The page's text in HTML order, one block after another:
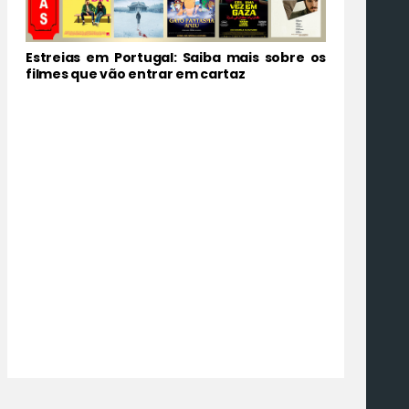
Estreias em Portugal: Saiba mais sobre os
filmes que vão entrar em cartaz